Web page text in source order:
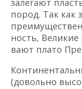
залегают
пород. Так как
ность,
вают плато
(довольно